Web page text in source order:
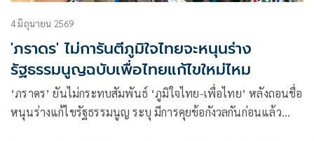
4 มิถุนายน 2569
'ภราดร' ไม่การันตีภูมิใจไทยจะหนุนร่าง
รัฐธรรมนูญฉบับเพื่อไทยแก้ไขใหม่ไหม
‘ภราดร’ ยันไม่กระทบสัมพันธ์ ‘ภูมิใจไทย-เพื่อไทย’ หลังถอนชื่อ
หนุนร่างแก้ไขรัฐธรรมนูญ ระบุ มีการคุยข้อกังวลกันก่อนแล้ว